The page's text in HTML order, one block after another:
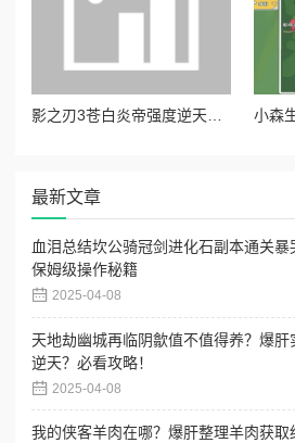
最新文章
血泪总结坎公骑冠剑进化石副本通关暴
保姆级操作秘籍
2025-04-08
天地劫幽城再临阴歙值不值得养？爆肝
逆天？必看攻略！
2025-04-08
我的侠客羊肉在哪？爆肝整理羊肉获取